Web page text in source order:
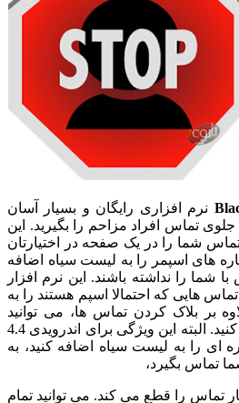
نرم افزاری رایگان و بسیار آسان
تماس افراد مزاحم را بگیرید. این
شما را در یک صفحه در اختیارتان
های اسپمر را به لیست سیاه اضافه
شما را نداشته باشند. این نرم افزار
هایی که احتمالا اسپم هستند را به
بر بلاک کردن تماس ها، می توانید
پیامک های متنی را نیز بلاک کنید. البته این ویژگی برای اندرویدی 4.4
ای را به لیست سیاه اضافه کنید، به
تماس بگیرد،
تماس را قطع می کند. می توانید تمام